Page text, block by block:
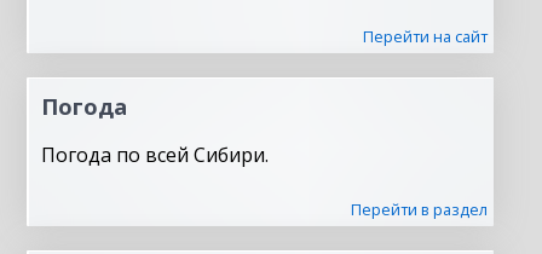
Перейти на сайт
Погода
Погода по всей Сибири.
Перейти в раздел